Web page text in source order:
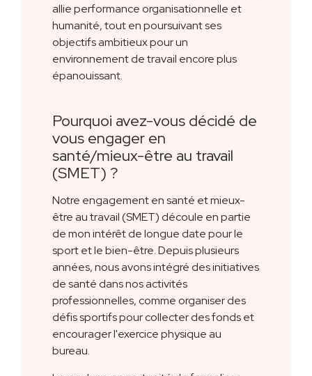
allie performance organisationnelle et
humanité, tout en poursuivant ses
objectifs ambitieux pour un
environnement de travail encore plus
épanouissant.
Pourquoi avez-vous décidé de
vous engager en
santé/mieux-être au travail
(SMET) ?
Notre engagement en santé et mieux-
être au travail (SMET) découle en partie
de mon intérêt de longue date pour le
sport et le bien-être. Depuis plusieurs
années, nous avons intégré des initiatives
de santé dans nos activités
professionnelles, comme organiser des
défis sportifs pour collecter des fonds et
encourager l'exercice physique au
bureau.